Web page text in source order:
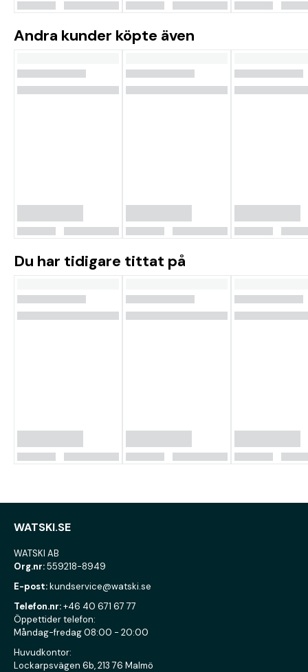
Andra kunder köpte även
Du har tidigare tittat på
WATSKI.SE
WATSKI AB
Org.nr:559218-8949
E-post:kundservice@watski.se
Telefon.nr:+46 40 671 67 77
Öppettider telefon:
Måndag-fredag 08:00 - 20:00
Huvudkontor:
Lockarpsvägen 6b, 213 76 Malmö